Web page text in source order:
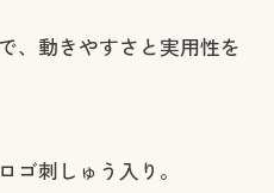
、動きやすさと実用性を
ゴ刺しゅう入り。